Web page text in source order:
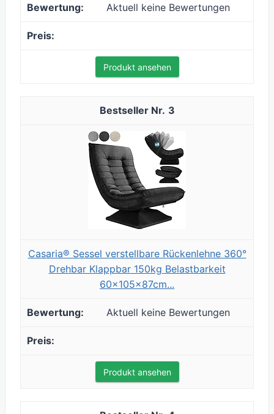
Aktuell keine Bewertungen
Produkt ansehen
3
Casaria® Sessel verstellbare Rückenlehne 360°
Drehbar Klappbar 150kg Belastbarkeit
60x105x87cm...
Aktuell keine Bewertungen
Produkt ansehen